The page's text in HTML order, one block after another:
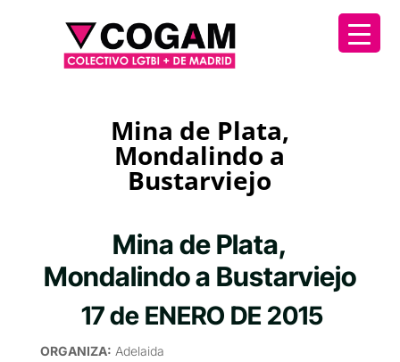
Mina de Plata,
Mondalindo a
Bustarviejo
Mina de Plata,
Mondalindo a Bustarviejo
17 de ENERO DE 2015
ORGANIZA: Adelaida